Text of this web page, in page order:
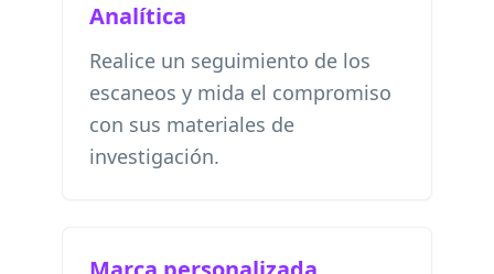
Analítica
Realice un seguimiento de los
escaneos y mida el compromiso
con sus materiales de
investigación.